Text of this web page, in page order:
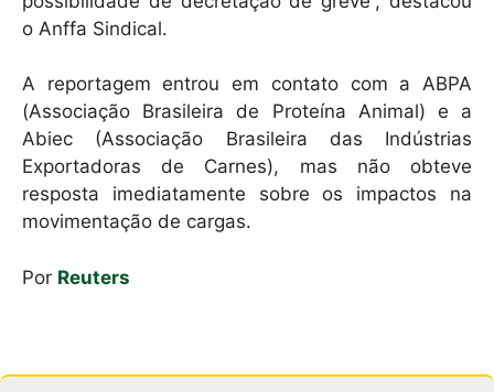
o Anffa Sindical.
A reportagem entrou em contato com a ABPA
(Associação Brasileira de Proteína Animal) e a
Abiec (Associação Brasileira das Indústrias
Exportadoras de Carnes), mas não obteve
resposta imediatamente sobre os impactos na
movimentação de cargas.
Por Reuters